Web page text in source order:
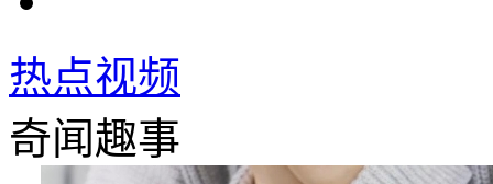
热点视频
奇闻趣事